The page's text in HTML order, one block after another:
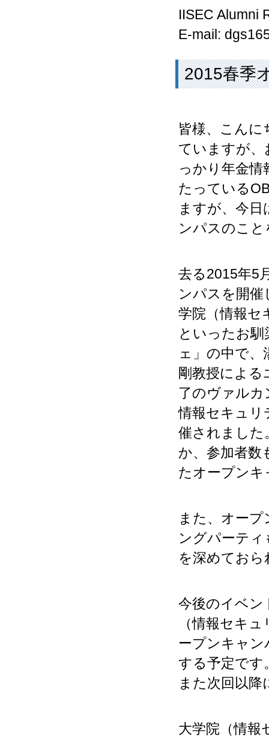
IISEC Alumni
E-mail:
2015春季
皆様、こんに
ていますが
っかり年金情
たっている
ますが、今
ンパスのこ
去る2015年5
ンパスを開
学院（情報セ
といったお
ェ」の中で、
剛教授によ
了のヴァルカ
情報セキュリ
催されました
か、参加者数
たオープン
また、オー
ングパーティ
を深めてお
今後のイベン
（情報セキ
ープンキャ
する予定です
また次回以
大学院（情報